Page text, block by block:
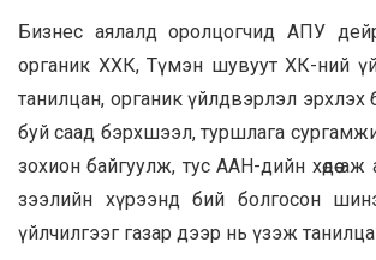
Бизнес аялалд оролцогчид АПУ
органик ХХК, Түмэн шувуут ХК-ний
танилцан, органик үйлдвэрлэл эрхлэх
буй саад бэрхшээл, туршлага
зохион байгуулж, тус ААН-дийн хөдөө аж
зээлийн хүрээнд бий болгосон
үйлчилгээг газар дээр нь үзэж